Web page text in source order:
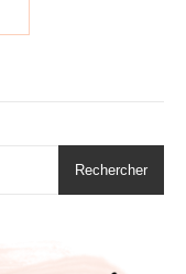
Rechercher